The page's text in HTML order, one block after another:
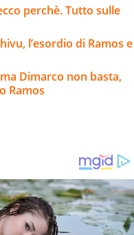
perchè. Tutto sulle
l’esordio di Ramos e
Dimarco non basta,
Ramos